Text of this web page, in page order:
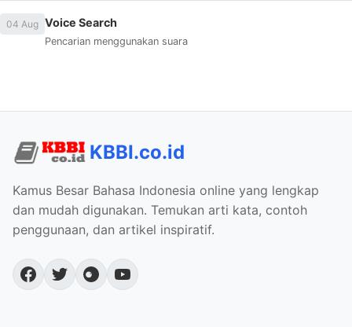
04 Aug Voice Search
Pencarian menggunakan suara
KBBI.co.id
Kamus Besar Bahasa Indonesia online yang lengkap
dan mudah digunakan. Temukan arti kata, contoh
penggunaan, dan artikel inspiratif.